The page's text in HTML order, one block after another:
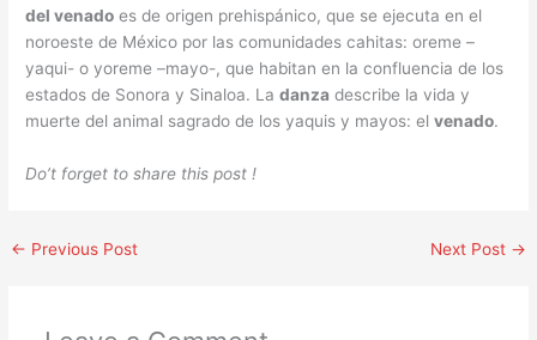
del venado es de origen prehispánico, que se ejecuta en el
noroeste de México por las comunidades cahitas: oreme –
yaqui- o yoreme –mayo-, que habitan en la confluencia de los
estados de Sonora y Sinaloa. Ladanza describe la vida y
muerte del animal sagrado de los yaquis y mayos: elvenado.
Do’t forget to share this post !
← Previous Post Next Post →